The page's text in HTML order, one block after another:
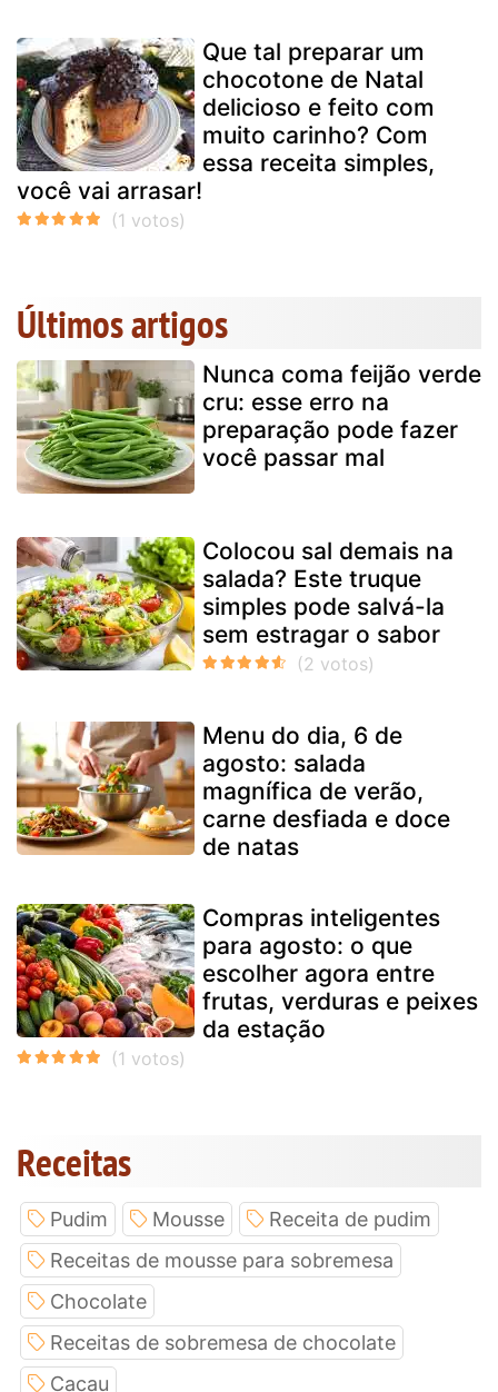
Que tal preparar um
chocotone de Natal
delicioso e feito com
muito carinho? Com
essa receita simples,
você vai arrasar!
Últimos artigos
Nunca coma feijão verde
cru: esse erro na
preparação pode fazer
você passar mal
Colocou sal demais na
salada? Este truque
simples pode salvá-la
sem estragar o sabor
Menu do dia, 6 de
agosto: salada
magnífica de verão,
carne desfiada e doce
de natas
Compras inteligentes
para agosto: o que
escolher agora entre
frutas, verduras e peixes
da estação
Receitas
Pudim Mousse
Receita de pudim
Receitas de mousse para sobremesa
Chocolate
Receitas de sobremesa de chocolate
Cacau